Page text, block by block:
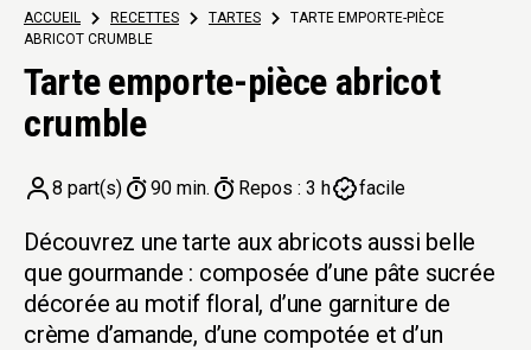
ACCUEIL > RECETTES > TARTES >
TARTE EMPORTE-PIÈCE
ABRICOT CRUMBLE
Tarte emporte-pièce abricot
crumble
8 part(s) 90 min. Repos : 3 h facile
Découvrez une tarte aux abricots aussi belle
que gourmande : composée d’une pâte sucrée
décorée au motif floral, d’une garniture de
crème d’amande, d’une compotée et d’un